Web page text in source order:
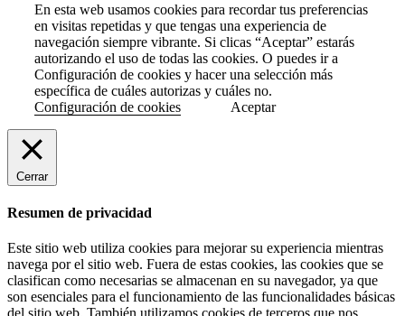
En esta web usamos cookies para recordar tus preferencias
en visitas repetidas y que tengas una experiencia de
navegación siempre vibrante. Si clicas “Aceptar” estarás
autorizando el uso de todas las cookies. O puedes ir a
Configuración de cookies y hacer una selección más
específica de cuáles autorizas y cuáles no.
Configuración de cookies
Aceptar
Cerrar
Resumen de privacidad
Este sitio web utiliza cookies para mejorar su experiencia mientras
navega por el sitio web. Fuera de estas cookies, las cookies que se
clasifican como necesarias se almacenan en su navegador, ya que
son esenciales para el funcionamiento de las funcionalidades básicas
del sitio web. También utilizamos cookies de terceros que nos